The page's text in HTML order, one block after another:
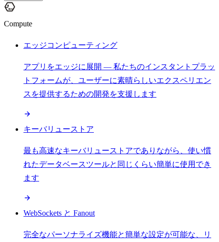
Compute
エッジコンピューティング
アプリをエッジに展開 — 私たちのインスタントプラッ
トフォームが、ユーザーに素晴らしいエクスペリエン
スを提供するための開発を支援します
キーバリューストア
最も高速なキーバリューストアでありながら、使い慣
れたデータベースツールと同じくらい簡単に使用でき
ます
WebSockets と Fanout
完全なパーソナライズ機能と簡単な設定が可能な、リ